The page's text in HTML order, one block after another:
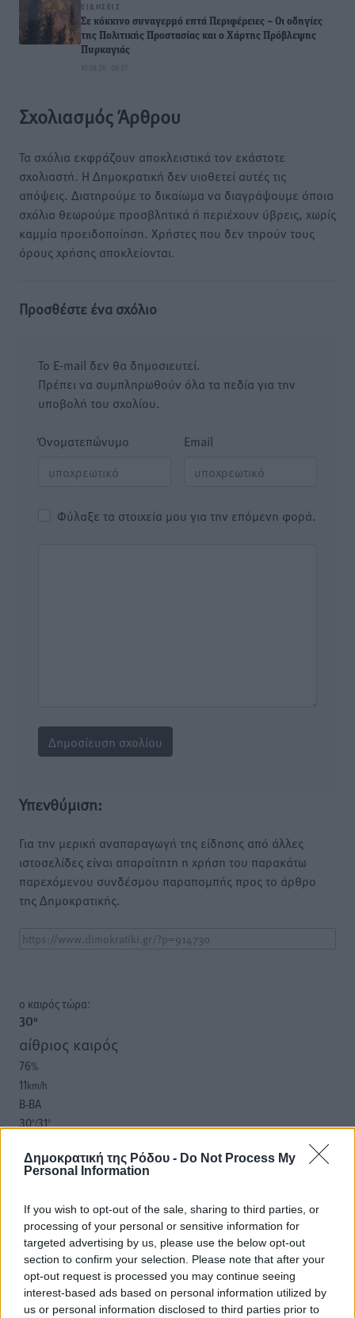
Δημοκρατική της Ρόδου - Do Not Process My
Personal Information
If you wish to opt-out of the sale, sharing to third parties, or
processing of your personal or sensitive information for
targeted advertising by us, please use the below opt-out
section to confirm your selection. Please note that after your
opt-out request is processed you may continue seeing
interest-based ads based on personal information utilized by
us or personal information disclosed to third parties prior to
ΕΙΔΉΣΕΙΣ
Σε κόκκινο συναγερμό επτά Περιφέρειες – Οι οδηγίες
της Πολιτικής Προστασίας και ο Χάρτης Πρόβλεψης
Πυρκαγιάς
10.08.26 · 09:37
Σχολιασμός Άρθρου
Τα σχόλια εκφράζουν αποκλειστικά τον εκάστοτε
σχολιαστή. Η Δημοκρατική δεν υιοθετεί αυτές τις
απόψεις. Διατηρούμε το δικαίωμα να διαγράψουμε όποια
σχόλια θεωρούμε προσβλητικά ή περιέχουν ύβρεις, χωρίς
καμμία προειδοποίηση. Χρήστες που δεν τηρούν τους
όρους χρήσης αποκλείονται.
Προσθέστε ένα σχόλιο
Το E-mail δεν θα δημοσιευτεί.
Πρέπει να συμπληρωθούν όλα τα πεδία για την
υποβολή του σχολίου.
Όνοματεπώνυμο Email
Φύλαξε τα στοιχεία μου για την επόμενη φορά.
Υπενθύμιση:
Για την μερική αναπαραγωγή της είδησης από άλλες
ιστοσελίδες είναι απαραίτητη η χρήση του παρακάτω
παρεχόμενου συνδέσμου παραπομπής προς το άρθρο
της Δημοκρατικής.
o καιρός τώρα:
30°
αίθριος καιρός
76%
11km/h
Β-ΒΑ
30°/31°
20:04
πρόγνωση:
ΤΡ
28°
ΤΕ
29°
ΠΕ
30°